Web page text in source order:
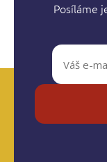
Posíláme